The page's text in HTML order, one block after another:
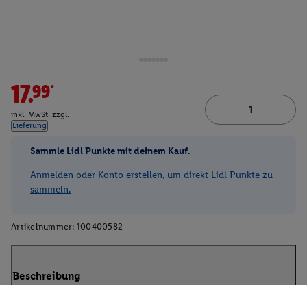
17.99*
inkl. MwSt. zzgl.
Lieferung
Sammle Lidl Punkte mit deinem Kauf.
Anmelden oder Konto erstellen, um direkt Lidl Punkte zu
sammeln.
Artikelnummer: 100400582
Beschreibung